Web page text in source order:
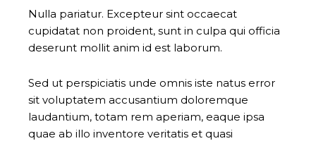
Nulla pariatur. Excepteur sint occaecat
cupidatat non proident, sunt in culpa qui officia
deserunt mollit anim id est laborum.
Sed ut perspiciatis unde omnis iste natus error
sit voluptatem accusantium doloremque
laudantium, totam rem aperiam, eaque ipsa
quae ab illo inventore veritatis et quasi